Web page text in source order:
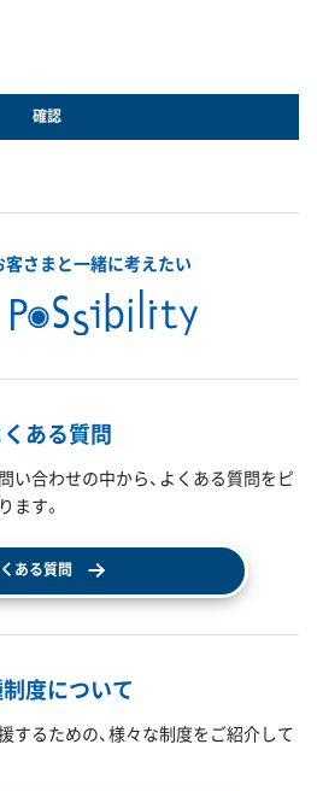
客さまと一緒に考えたい
くある質問
い合わせの中から、よくある質問をピ
ます。
ある質問
度について
するための、様々な制度をご紹介して